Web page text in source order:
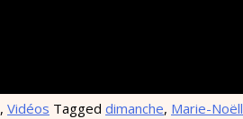
, Vidéos Tagged dimanche, Marie-